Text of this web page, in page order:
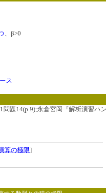
、β>0
ス
問題14(p.9);永倉宮岡『解析演習ハ
算の極限]